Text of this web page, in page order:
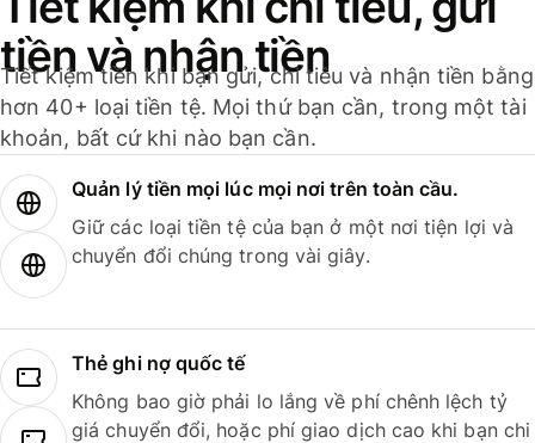
tiền và nhận tiền
Tiết kiệm tiền khi bạn gửi, chi tiêu và nhận tiền bằng
hơn 40+ loại tiền tệ. Mọi thứ bạn cần, trong một tài
khoản, bất cứ khi nào bạn cần.
Quản lý tiền mọi lúc mọi nơi trên toàn cầu.
Giữ các loại tiền tệ của bạn ở một nơi tiện lợi và
chuyển đổi chúng trong vài giây.
Thẻ ghi nợ quốc tế
Không bao giờ phải lo lắng về phí chênh lệch tỷ
giá chuyển đổi, hoặc phí giao dịch cao khi bạn chi